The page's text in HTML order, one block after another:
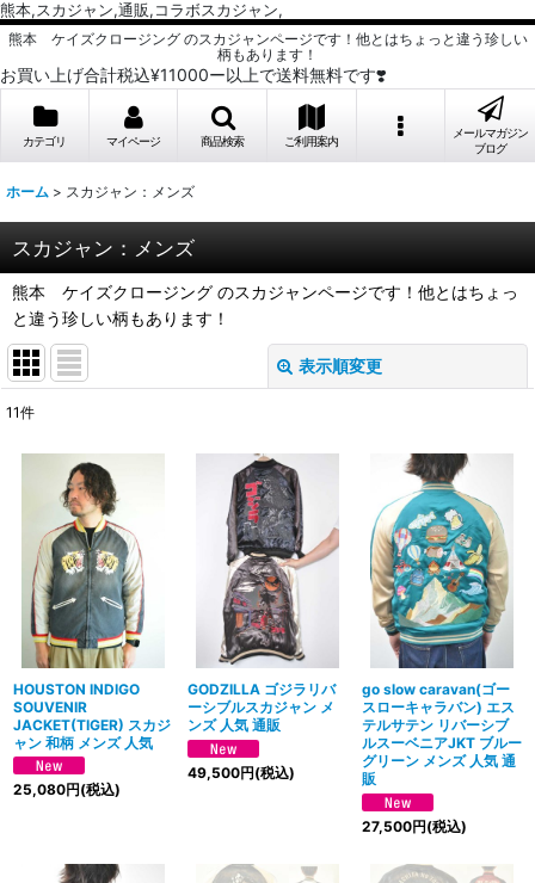
熊本,スカジャン,通販,コラボスカジャン,
熊本 ケイズクロージング のスカジャンページです！他とはちょっと違う珍しい
柄もあります！
お買い上げ合計税込¥11000ー以上で送料無料です❣️
カテゴリ マイページ 商品検索 ご利用案内
メールマガジン
ブログ
ホーム > スカジャン：メンズ
スカジャン：メンズ
熊本 ケイズクロージング のスカジャンページです！他とはちょっ
と違う珍しい柄もあります！
表示順変更
並び順:
絞り込む
11件
HOUSTON INDIGO
SOUVENIR
JACKET(TIGER) スカジ
ャン 和柄 メンズ 人気
25,080円(税込)
GODZILLA ゴジラリバ
ーシブルスカジャン メ
ンズ 人気 通販
49,500円(税込)
go slow caravan(ゴー
スローキャラバン) エス
テルサテン リバーシブ
ルスーベニアJKT ブルー
グリーン メンズ 人気 通
販
27,500円(税込)